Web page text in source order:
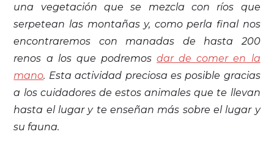
una vegetación que se mezcla con ríos que
serpetean las montañas y, como perla final nos
encontraremos con manadas de hasta 200
renos a los que podremosdar de comer en la
mano. Esta actividad preciosa es posible gracias
a los cuidadores de estos animales que te llevan
hasta el lugar y te enseñan más sobre el lugar y
su fauna.